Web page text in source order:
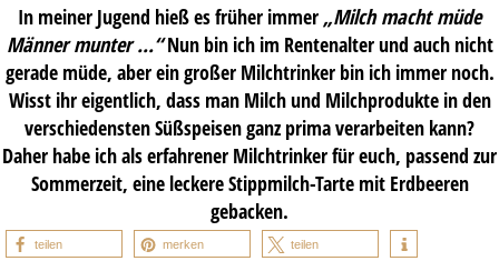
In meiner Jugend hieß es früher immer „Milch macht müde
Männer munter …“Nun bin ich im Rentenalter und auch nicht
gerade müde, aber ein großer Milchtrinker bin ich immer noch.
Wisst ihr eigentlich, dass man Milch und Milchprodukte in den
verschiedensten Süßspeisen ganz prima verarbeiten kann?
Daher habe ich als erfahrener Milchtrinker für euch, passend zur
Sommerzeit, eine leckere Stippmilch-Tarte mit Erdbeeren
gebacken.
teilen merken teilen